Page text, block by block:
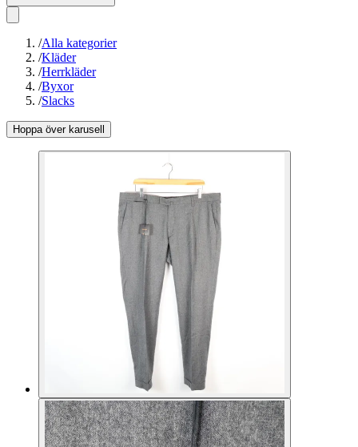
/Alla kategorier
/Kläder
/Herrkläder
/Byxor
/Slacks
Hoppa över karusell